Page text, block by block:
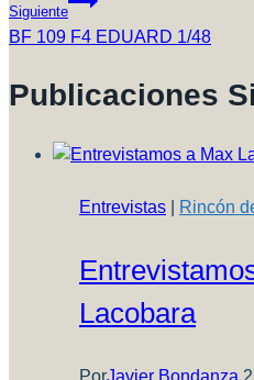
Entradas
Siguiente
BF 109 F4 EDUARD 1/48
Publicaciones
Entrevistas Rincón
Lacobara
PorJavier Bondanza